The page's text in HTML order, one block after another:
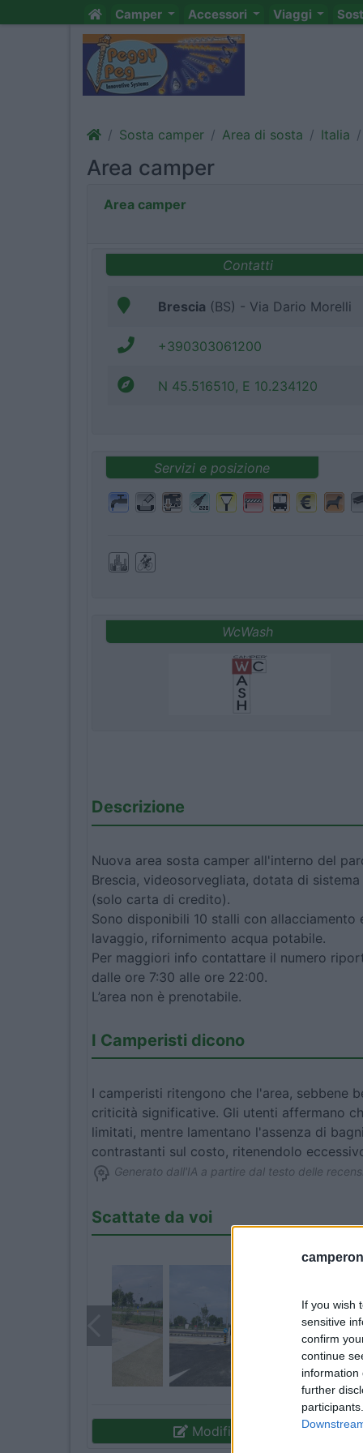
If you wish
sensitive
confirm
continue
information
further
Camper Accessori Viaggi
Sosta camper Area di sosta Italia
Area camper
Area camper
Contatti
Brescia (BS) - Via Dario Morelli
+390303061200
N 45.516510, E 10.234120
Servizi e posizione
WcWash
Descrizione
Nuova area sosta camper all'interno del
Brescia, videosorvegliata, dotata di
(solo carta di credito).
Sono disponibili 10 stalli con
lavaggio, rifornimento acqua potabile.
Per maggiori info contattare il numero
dalle ore 7:30 alle ore 22:00.
L’area non è prenotabile.
I Camperisti dicono
I camperisti ritengono che l'area, sebbene
criticità significative. Gli utenti affermano
limitati, mentre lamentano l'assenza di
contrastanti sul costo, ritenendolo
Generato dall'IA a partire dal testo delle
Scattate da voi
Modifica informazioni